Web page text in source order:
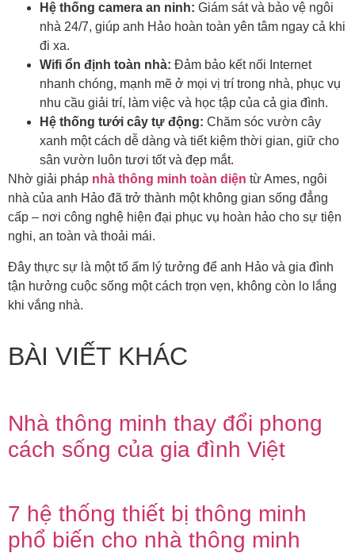
Hệ thống camera an ninh: Giám sát và bảo vệ ngôi
nhà 24/7, giúp anh Hảo hoàn toàn yên tâm ngay cả khi
đi xa.
Wifi ổn định toàn nhà: Đảm bảo kết nối Internet
nhanh chóng, mạnh mẽ ở mọi vị trí trong nhà, phục vụ
nhu cầu giải trí, làm việc và học tập của cả gia đình.
Hệ thống tưới cây tự động: Chăm sóc vườn cây
xanh một cách dễ dàng và tiết kiệm thời gian, giữ cho
sân vườn luôn tươi tốt và đẹp mắt.
Nhờ giải pháp nhà thông minh toàn diện từ Ames, ngôi
nhà của anh Hảo đã trở thành một không gian sống đẳng
cấp – nơi công nghệ hiện đại phục vụ hoàn hảo cho sự tiện
nghi, an toàn và thoải mái.
Đây thực sự là một tổ ấm lý tưởng để anh Hảo và gia đình
tận hưởng cuộc sống một cách trọn vẹn, không còn lo lắng
khi vắng nhà.
BÀI VIẾT KHÁC
Nhà thông minh thay đổi phong
cách sống của gia đình Việt
7 hệ thống thiết bị thông minh
phổ biến cho nhà thông minh